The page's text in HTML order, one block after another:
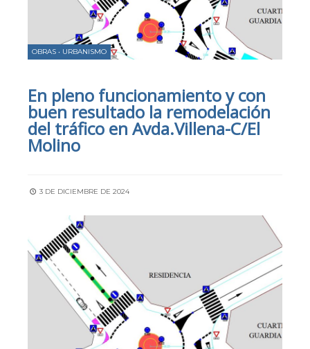
OBRAS • URBANISMO
En pleno funcionamiento y con
buen resultado la remodelación
del tráfico en Avda.Villena-C/El
Molino
3 DE DICIEMBRE DE 2024